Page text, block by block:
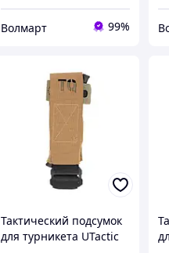
Волмарт 99%
Тактический подсумок
для турникета UTactic